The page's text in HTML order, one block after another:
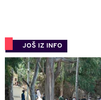
JOŠ IZ INFO